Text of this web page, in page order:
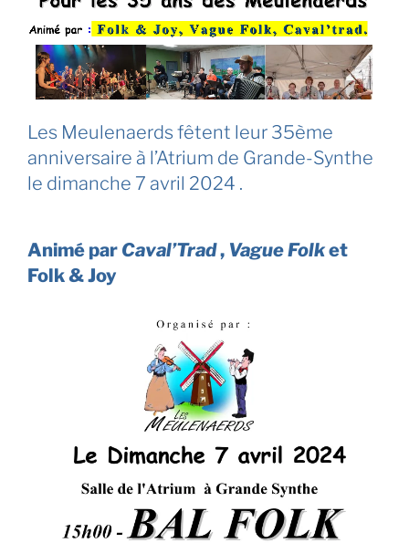
Les Meulenaerds fêtent leur 35ème
anniversaire à l’Atrium de Grande-Synthe
le dimanche 7 avril 2024 .
Animé par Caval’Trad, Vague Folket
Folk & Joy